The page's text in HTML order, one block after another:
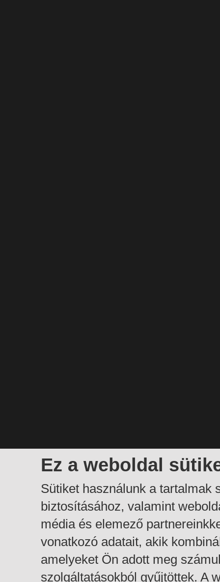
Ez a weboldal
Sütiket használunk a tartalmak
biztosításához, valamint
média és elemező
vonatkozó adatait, akik
amelyeket Ön adott meg
szolgáltatásokból gyűjtöttek. A